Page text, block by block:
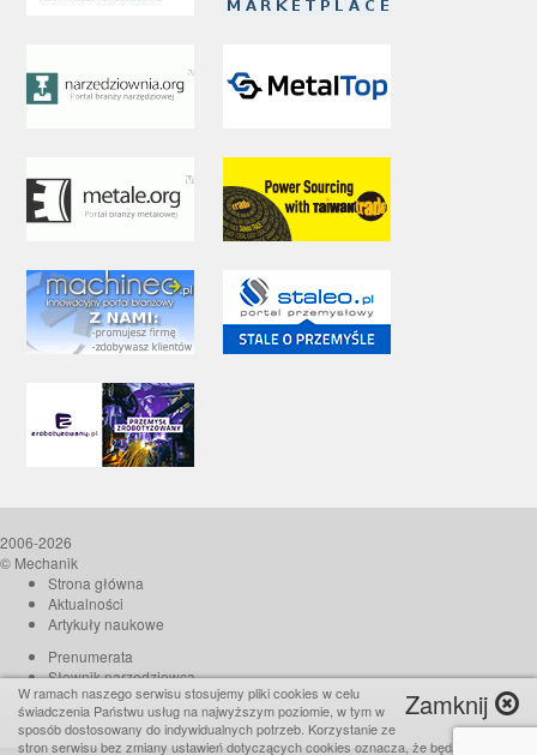
2006-2026
© Mechanik
Strona główna
Aktualności
Artykuły naukowe
Prenumerata
Słownik narzędziowca
O czasopiśmie
Reklama
Kontakt
Zamknij
W ramach naszego serwisu stosujemy pliki cookies w celu
świadczenia Państwu usług na najwyższym poziomie, w tym w
sposób dostosowany do indywidualnych potrzeb. Korzystanie ze
stron serwisu bez zmiany ustawień dotyczących cookies oznacza, że będą one